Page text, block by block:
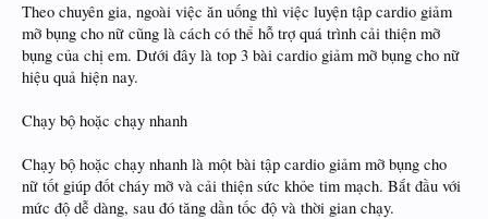
Theo chuyên gia, ngoài việc ăn uống thì việc luyện tập cardio giảm
mỡ bụng cho nữ cũng là cách có thể hỗ trợ quá trình cải thiện mỡ
bụng của chị em. Dưới đây là top 3 bài cardio giảm mỡ bụng cho nữ
hiệu quả hiện nay.
Chạy bộ hoặc chạy nhanh
Chạy bộ hoặc chạy nhanh là một bài tập cardio giảm mỡ bụng cho
nữ tốt giúp đốt cháy mỡ và cải thiện sức khỏe tim mạch. Bắt đầu với
mức độ dễ dàng, sau đó tăng dần tốc độ và thời gian chạy.